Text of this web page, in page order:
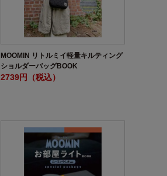
MOOMIN リトルミイ軽量キルティング
ショルダーバッグBOOK
2739円（税込）